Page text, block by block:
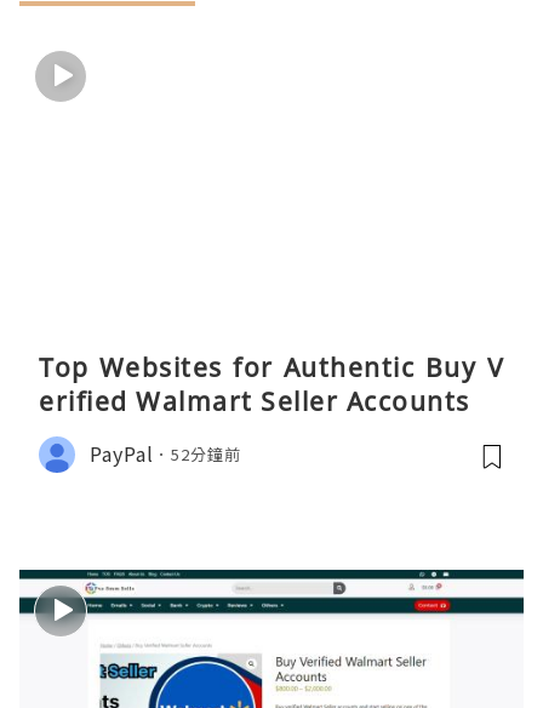
Top Websites for Authentic Buy V
erified Walmart Seller Accounts
PayPal 52分鐘前